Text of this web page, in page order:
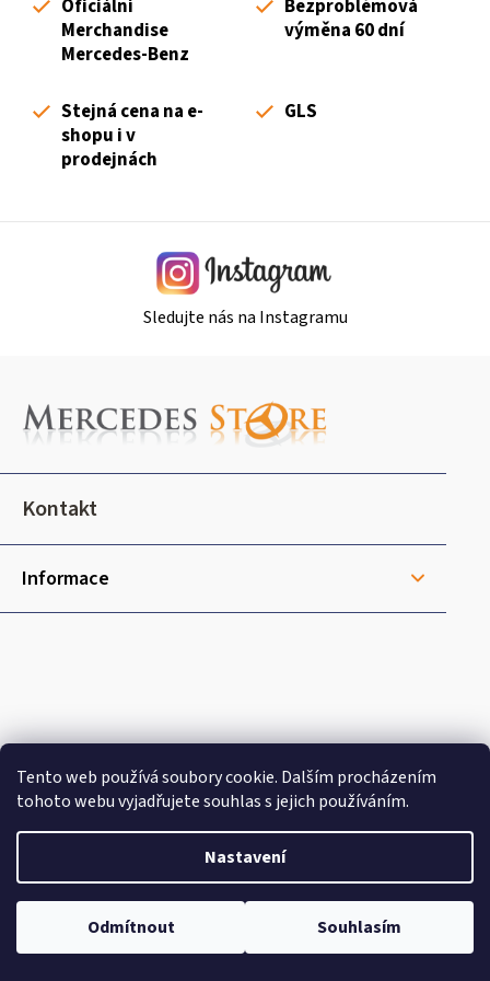
Tento web používá soubory cookie. Dalším procházením
tohoto webu vyjadřujete souhlas s jejich používáním.
Nastavení
Odmítnout Souhlasím
i
s
u
Oficiální
Merchandise
Mercedes-Benz
Bezproblémová
výměna 60 dní
Stejná cena na e-
shopu i v
prodejnách
GLS
Sledujte nás na Instagramu
a
í
Kontakt
Informace